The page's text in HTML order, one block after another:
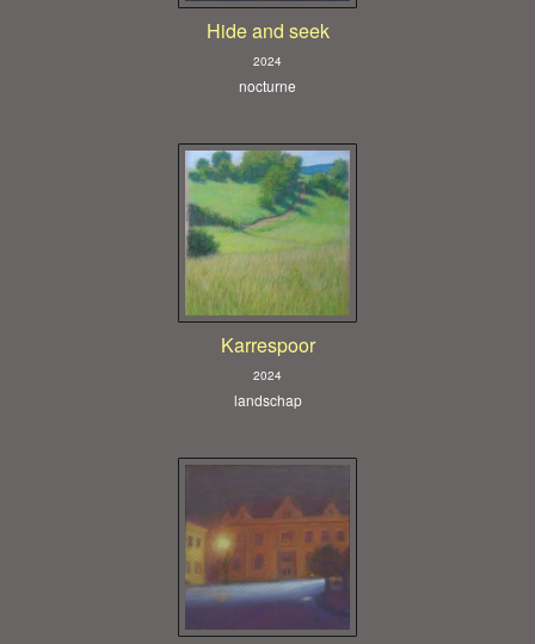
Hide and seek
2024
nocturne
Karrespoor
2024
landschap